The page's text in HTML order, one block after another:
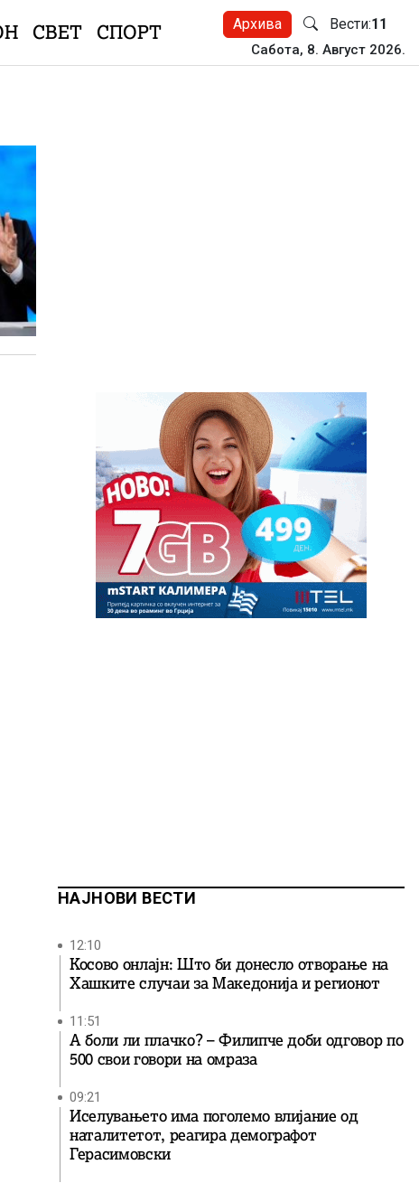
СВЕТ СПОРТ Архива Вести:11
Сабота, 8. Август 2026.
НАЈНОВИ ВЕСТИ
12:10
Косово онлајн: Што би донесло отворање на
Хашките случаи за Македонија и регионот
11:51
А боли ли плачко? – Филипче доби одговор по
500 свои говори на омраза
09:21
Иселувањето има поголемо влијание од
наталитетот, реагира демографот
Герасимовски